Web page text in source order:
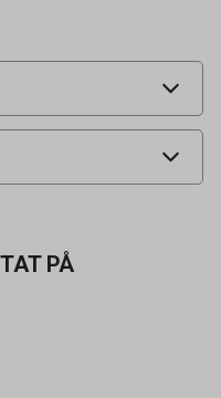
56101700
PÅ